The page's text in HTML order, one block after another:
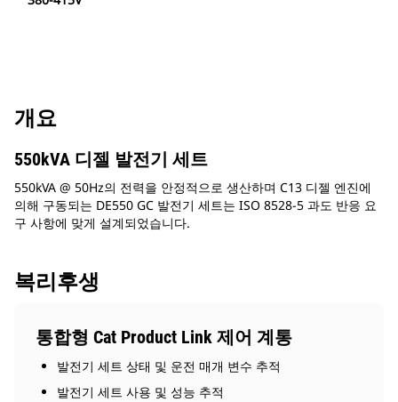
개요
550kVA 디젤 발전기 세트
550kVA @ 50Hz의 전력을 안정적으로 생산하며 C13 디젤 엔진에
의해 구동되는 DE550 GC 발전기 세트는 ISO 8528-5 과도 반응 요
구 사항에 맞게 설계되었습니다.
복리후생
통합형 Cat Product Link 제어 계통
발전기 세트 상태 및 운전 매개 변수 추적
발전기 세트 사용 및 성능 추적